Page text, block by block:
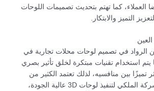
العملاء، كما تهتم بتحديث تصميمات اللوحات
التميز والابتكار.
الرواد في تصميم لوحات محلات تجارية في
كما يتم استخدام تقنيات مبتكرة لخلق تأثير بصري
بين منافسيه، لذلك تعتمد الكثير من
الشركات على خبرة شركة الملكي لتنفيذ لوحات 3D عالية الجودة،